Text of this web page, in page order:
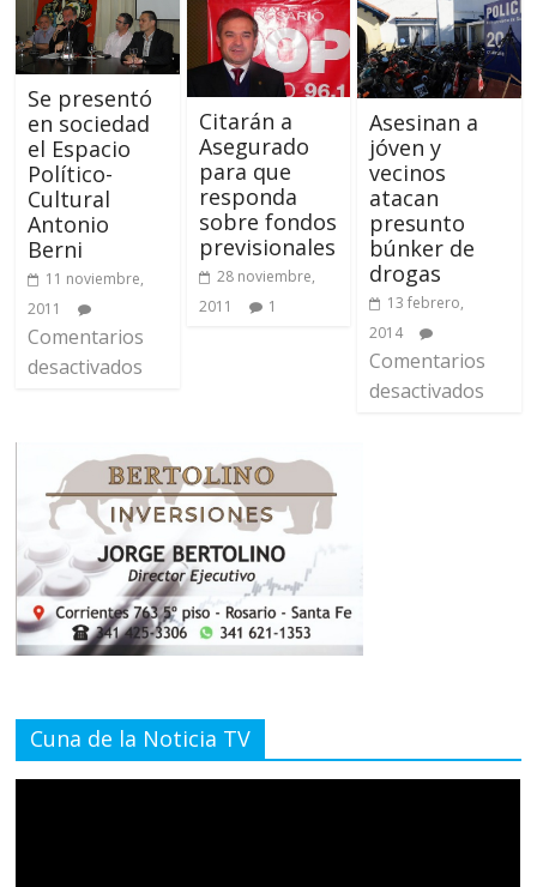
Se presentó
en sociedad
el Espacio
Político-
Cultural
Antonio
Berni
11 noviembre,
2011
Comentarios
desactivados
Citarán a
Asegurado
para que
responda
sobre fondos
previsionales
28 noviembre,
2011
1
Asesinan a
jóven y
vecinos
atacan
presunto
búnker de
drogas
13 febrero,
2014
Comentarios
desactivados
Cuna de la Noticia TV